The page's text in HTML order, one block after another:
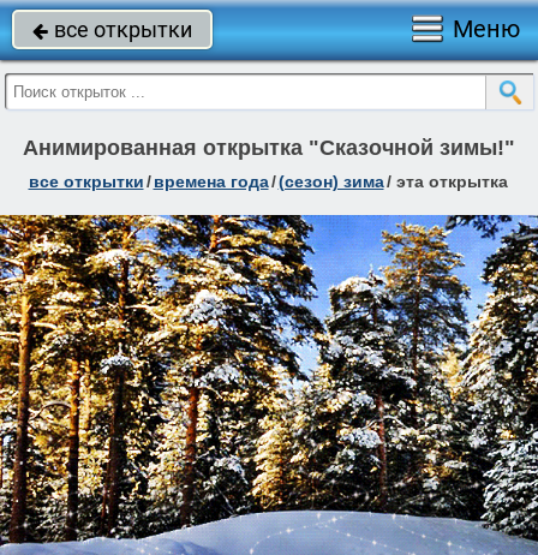
 все открытки Меню
Анимированная открытка "Сказочной зимы!"
все открытки/ времена года/(сезон) зима/ эта открытка